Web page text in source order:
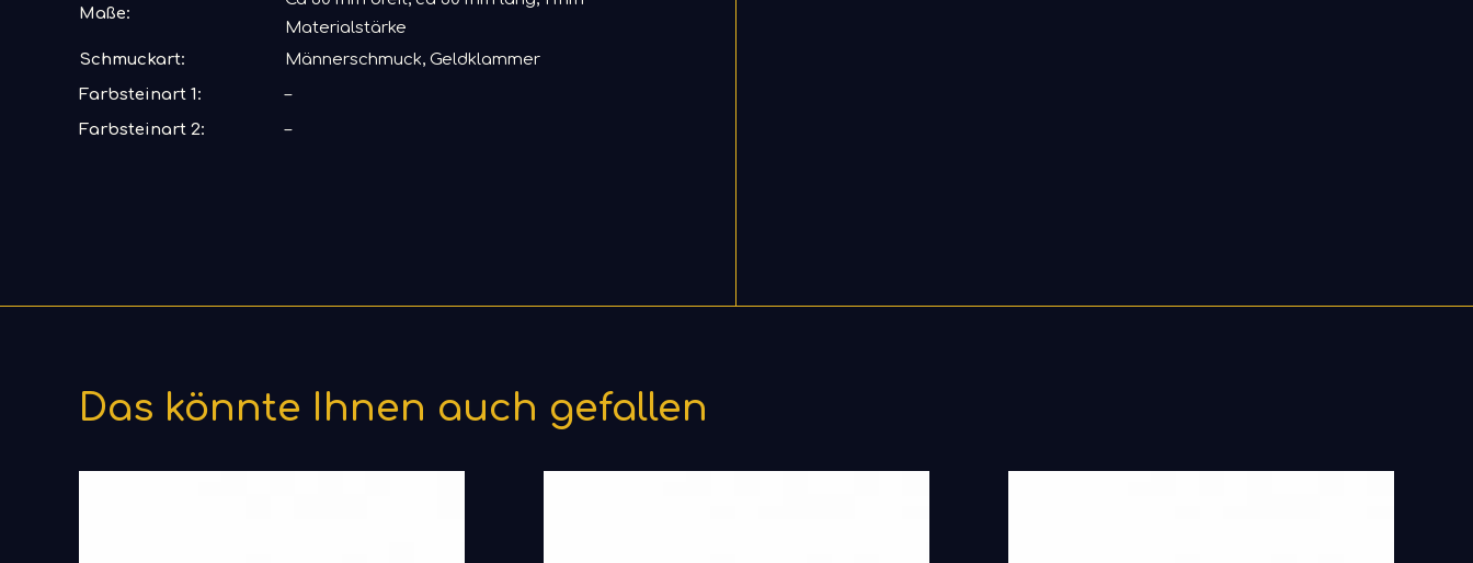
Maße:
Materialstärke
Schmuckart:
Männerschmuck, Geldklammer
Farbsteinart 1:
–
Farbsteinart 2:
–
Das könnte Ihnen auch gefallen